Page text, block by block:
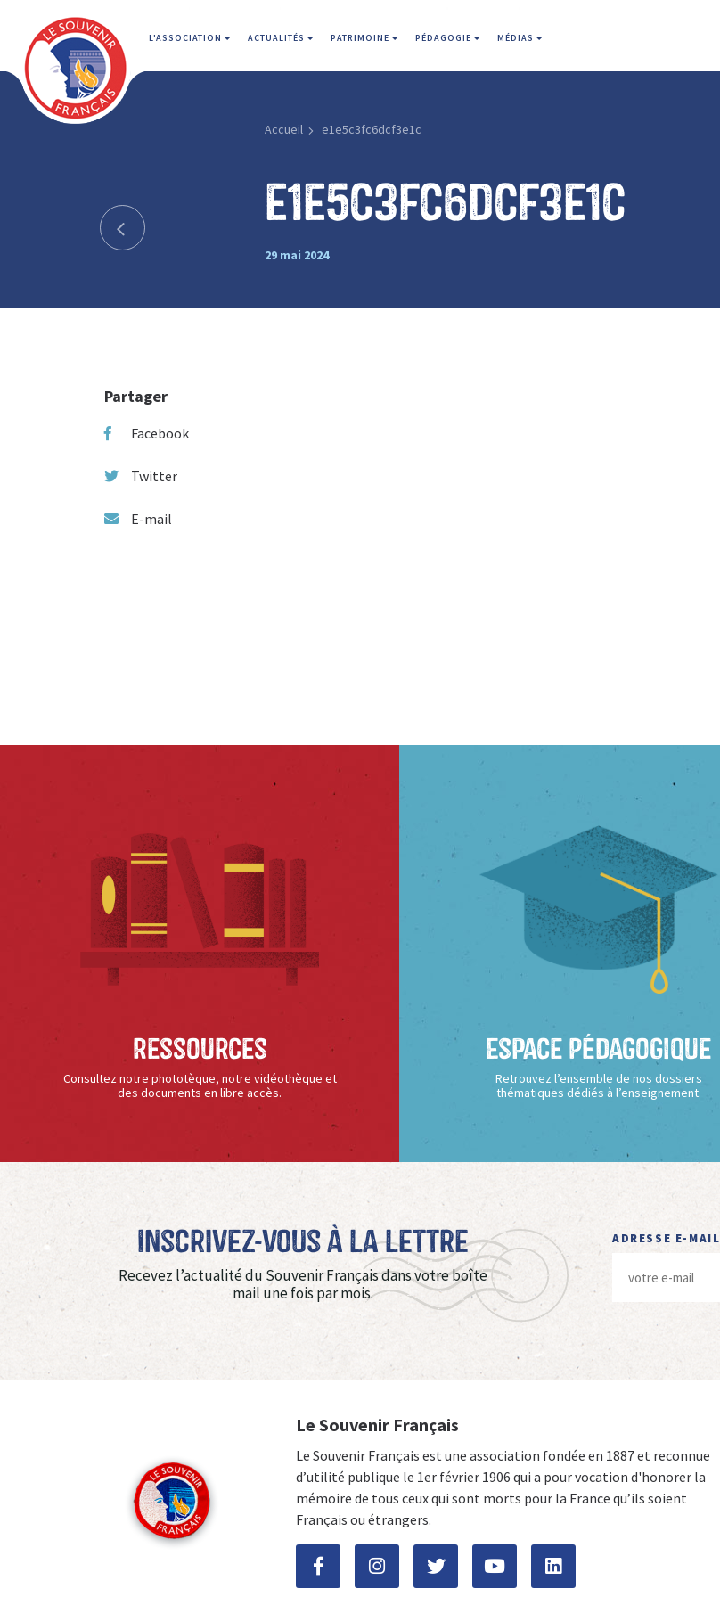
L'ASSOCIATION ACTUALITÉS PATRIMOINE PÉDAGOGIE MÉDIAS
Accueil e1e5c3fc6dcf3e1c
e1e5c3fc6dcf3e1c
29 mai 2024
Partager
Facebook
Twitter
E-mail
Ressources
Consultez notre phototèque, notre vidéothèque et
des documents en libre accès.
Espace Pédagogique
Retrouvez l’ensemble de nos dossiers
thématiques dédiés à l’enseignement.
Inscrivez-vous à La Lettre
Recevez l’actualité du Souvenir Français dans votre boîte
mail une fois par mois.
ADRESSE E-MAIL
Le Souvenir Français
Le Souvenir Français est une association fondée en 1887 et reconnue
d’utilité publique le 1er février 1906 qui a pour vocation d'honorer la
mémoire de tous ceux qui sont morts pour la France qu’ils soient
Français ou étrangers.